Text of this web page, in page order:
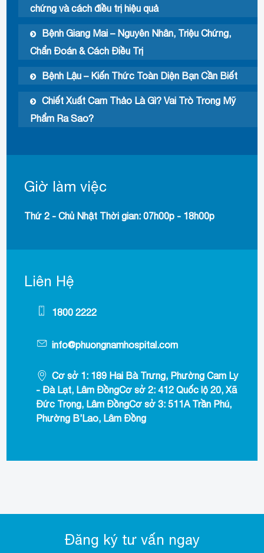
chứng và cách điều trị hiệu quả
Bệnh Giang Mai – Nguyên Nhân, Triệu Chứng,
Chẩn Đoán & Cách Điều Trị
Bệnh Lậu – Kiến Thức Toàn Diện Bạn Cần Biết
Chiết Xuất Cam Thảo Là Gì? Vai Trò Trong Mỹ
Phẩm Ra Sao?
Giờ làm việc
Thứ 2 - Chủ Nhật Thời gian: 07h00p - 18h00p
Liên Hệ
1800 2222
info@phuongnamhospital.com
Cơ sở 1: 189 Hai Bà Trưng, Phường Cam Ly
- Đà Lạt, Lâm ĐồngCơ sở 2: 412 Quốc lộ 20, Xã
Đức Trọng, Lâm ĐồngCơ sở 3: 511A Trần Phú,
Phường B’Lao, Lâm Đồng
Đăng ký tư vấn ngay